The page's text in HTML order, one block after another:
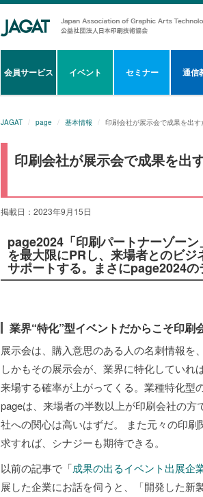
会員サービス イベント セミナー 通信
JAGAT page 基本情報 印刷会社が展示会で成果を出す
印刷会社が展示会で成果を出
掲載日：2023年9月15日
page2024「印刷パートナーゾー
を最大限にPRし、来場者とのビ
サポートする。まさにpage2024
業界“特化”型イベントだからこそ印刷
展示会は、購入意思のある人の名刺情報を
しかもその展示会が、業界に特化してい
来場する確率が上がってくる。業種特化型
pageは、来場者の半数以上が印刷会社の
社への関心は高いはずだ。 また元々の印
求すれば、シナジーも期待できる。
以前の記事で「成果の出るイベント出展企
展した企業にお話を伺うと、「開発した新